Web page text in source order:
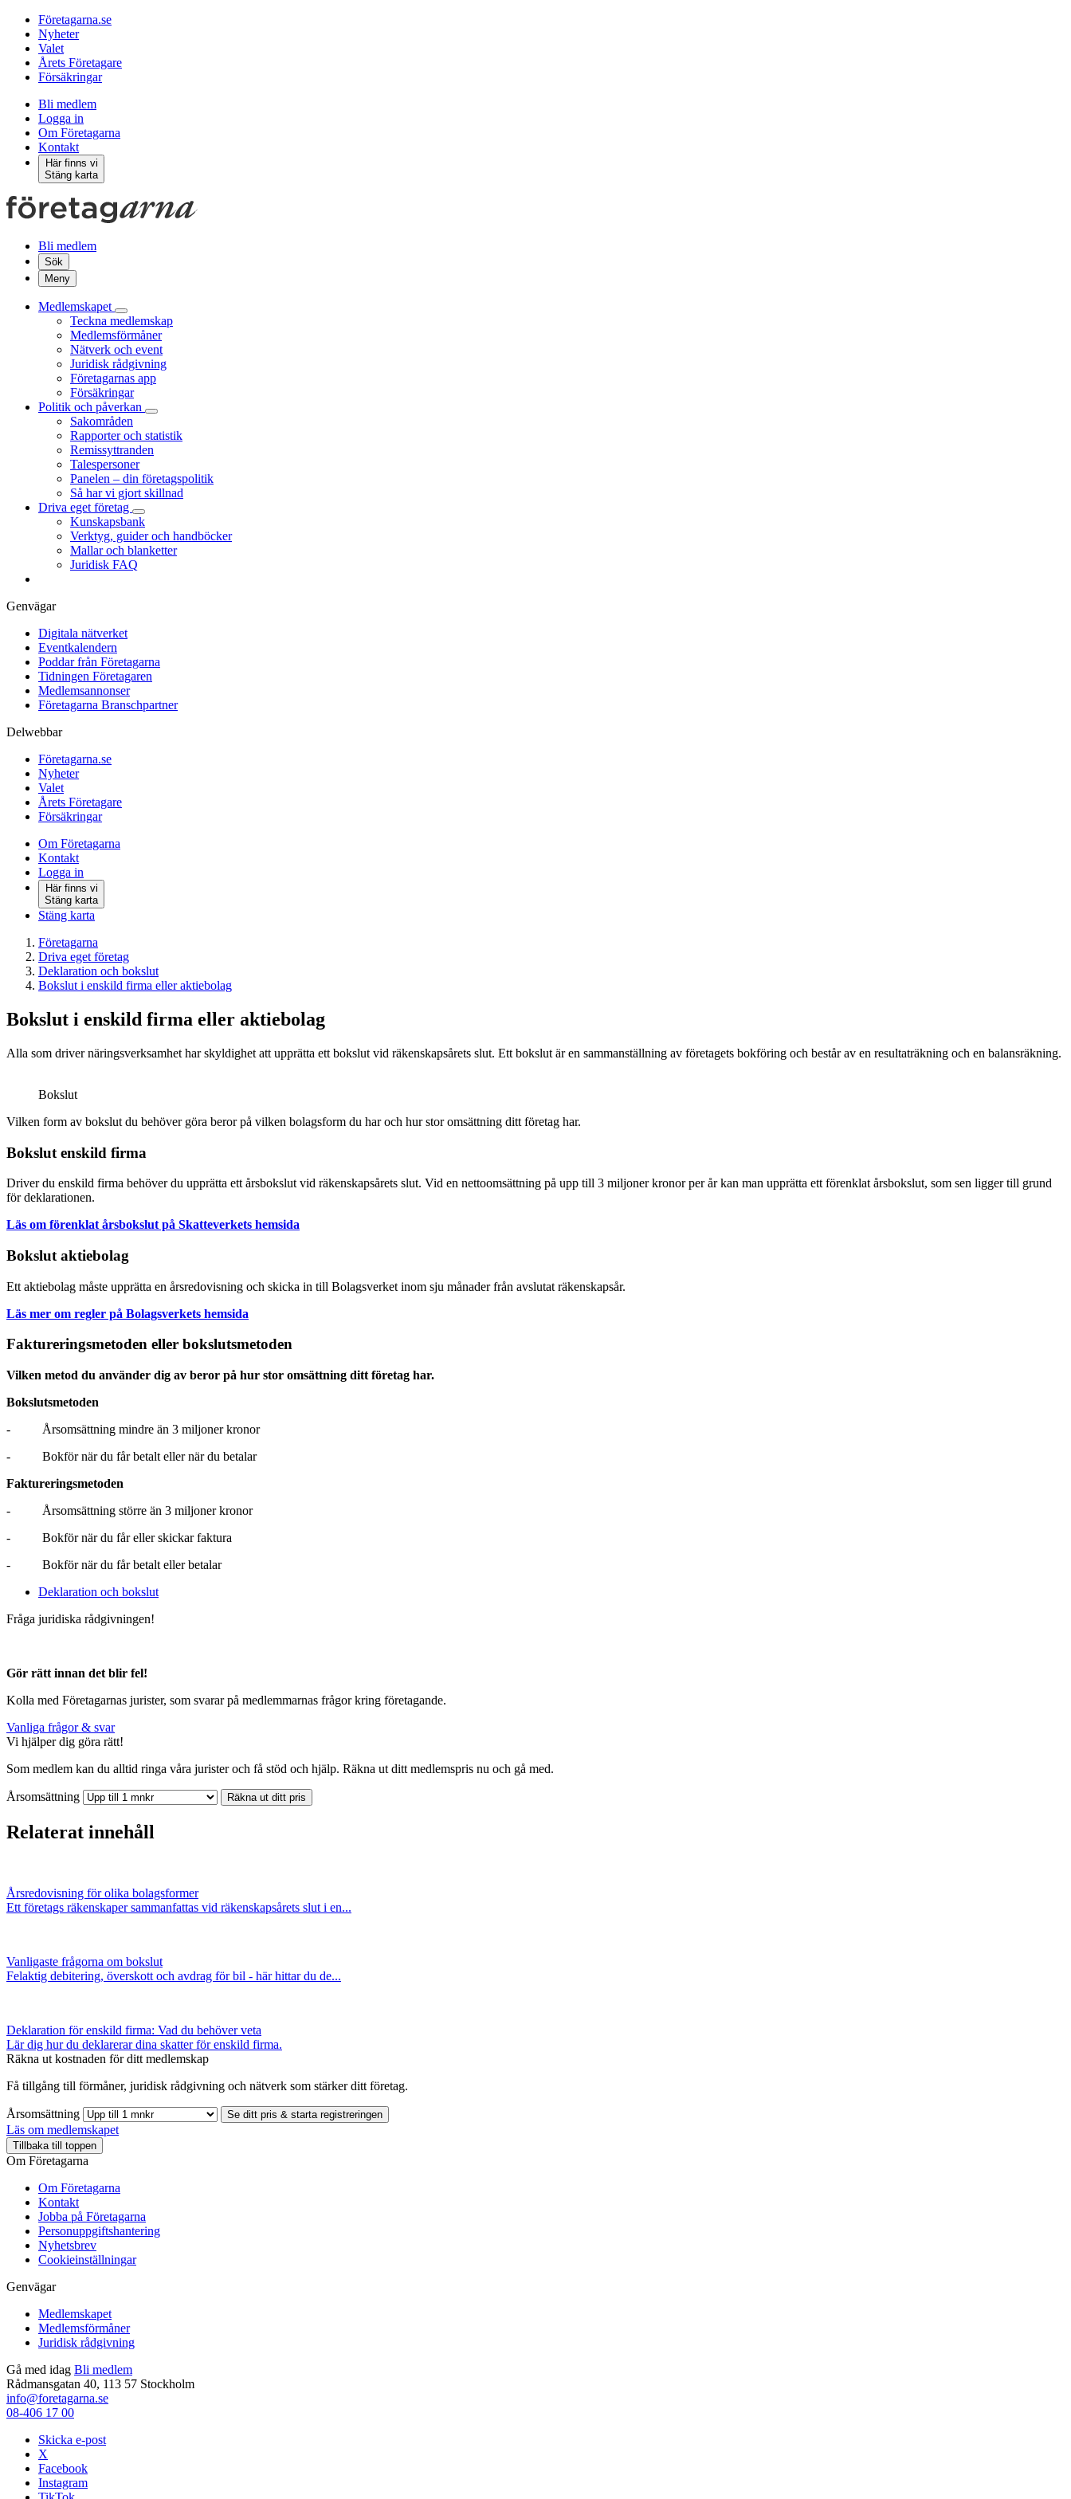
Företagarna.se
Nyheter
Valet
Årets Företagare
Försäkringar
Bli medlem
Logga in
Om Företagarna
Kontakt
Här finns vi
Stäng karta
Bli medlem
Sök
Meny
Medlemskapet
Teckna medlemskap
Medlemsförmåner
Nätverk och event
Juridisk rådgivning
Företagarnas app
Försäkringar
Politik och påverkan
Sakområden
Rapporter och statistik
Remissyttranden
Talespersoner
Panelen – din företagspolitik
Så har vi gjort skillnad
Driva eget företag
Kunskapsbank
Verktyg, guider och handböcker
Mallar och blanketter
Juridisk FAQ
Genvägar
Digitala nätverket
Eventkalendern
Poddar från Företagarna
Tidningen Företagaren
Medlemsannonser
Företagarna Branschpartner
Delwebbar
Företagarna.se
Nyheter
Valet
Årets Företagare
Försäkringar
Om Företagarna
Kontakt
Logga in
Här finns vi
Stäng karta
Stäng karta
Företagarna
Driva eget företag
Deklaration och bokslut
Bokslut i enskild firma eller aktiebolag
Bokslut i enskild firma eller aktiebolag
Alla som driver näringsverksamhet har skyldighet att upprätta ett bokslut vid räkenskapsårets slut. Ett bokslut är en sammanställning av företagets bokföring och består av en resultaträkning och en balansräkning.
Bokslut
Vilken form av bokslut du behöver göra beror på vilken bolagsform du har och hur stor omsättning ditt företag har.
Bokslut enskild firma
Driver du enskild firma behöver du upprätta ett årsbokslut vid räkenskapsårets slut. Vid en nettoomsättning på upp till 3 miljoner kronor per år kan man upprätta ett förenklat årsbokslut, som sen ligger till grund
för deklarationen.
Läs om förenklat årsbokslut på Skatteverkets hemsida
Bokslut aktiebolag
Ett aktiebolag måste upprätta en årsredovisning och skicka in till Bolagsverket inom sju månader från avslutat räkenskapsår.
Läs mer om regler på Bolagsverkets hemsida
Faktureringsmetoden eller bokslutsmetoden
Vilken metod du använder dig av beror på hur stor omsättning ditt företag har.
Bokslutsmetoden
- Årsomsättning mindre än 3 miljoner kronor
- Bokför när du får betalt eller när du betalar
Faktureringsmetoden
- Årsomsättning större än 3 miljoner kronor
- Bokför när du får eller skickar faktura
- Bokför när du får betalt eller betalar
Deklaration och bokslut
Fråga juridiska rådgivningen!
Gör rätt innan det blir fel!
Kolla med Företagarnas jurister, som svarar på medlemmarnas frågor kring företagande.
Vanliga frågor & svar
Vi hjälper dig göra rätt!
Som medlem kan du alltid ringa våra jurister och få stöd och hjälp. Räkna ut ditt medlemspris nu och gå med.
Årsomsättning Räkna ut ditt pris
Relaterat innehåll
Årsredovisning för olika bolagsformer
Ett företags räkenskaper sammanfattas vid räkenskapsårets slut i en...
Vanligaste frågorna om bokslut
Felaktig debitering, överskott och avdrag för bil - här hittar du de...
Deklaration för enskild firma: Vad du behöver veta
Lär dig hur du deklarerar dina skatter för enskild firma.
Räkna ut kostnaden för ditt medlemskap
Få tillgång till förmåner, juridisk rådgivning och nätverk som stärker ditt företag.
Årsomsättning Se ditt pris & starta registreringen
Läs om medlemskapet
Tillbaka till toppen
Om Företagarna
Om Företagarna
Kontakt
Jobba på Företagarna
Personuppgiftshantering
Nyhetsbrev
Cookieinställningar
Genvägar
Medlemskapet
Medlemsförmåner
Juridisk rådgivning
Gå med idag Bli medlem
Rådmansgatan 40, 113 57 Stockholm
info@foretagarna.se
08-406 17 00
Skicka e-post
X
Facebook
Instagram